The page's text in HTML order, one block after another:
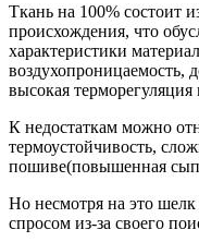
Ткань на 100% состоит
происхождения, что
характеристики
воздухопроницаемость,
высокая терморегуляция
К недостаткам можно
термоустойчивость,
пошиве(повышенная
Но несмотря на это
спросом из-за своего